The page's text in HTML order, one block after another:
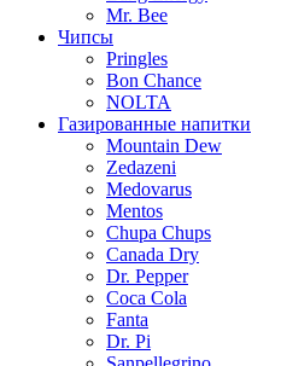
Mr. Bee
Чипсы
Pringles
Bon Chance
NOLTA
Газированные напитки
Mountain Dew
Zedazeni
Medovarus
Mentos
Chupa Chups
Canada Dry
Dr. Pepper
Coca Cola
Fanta
Dr. Pi